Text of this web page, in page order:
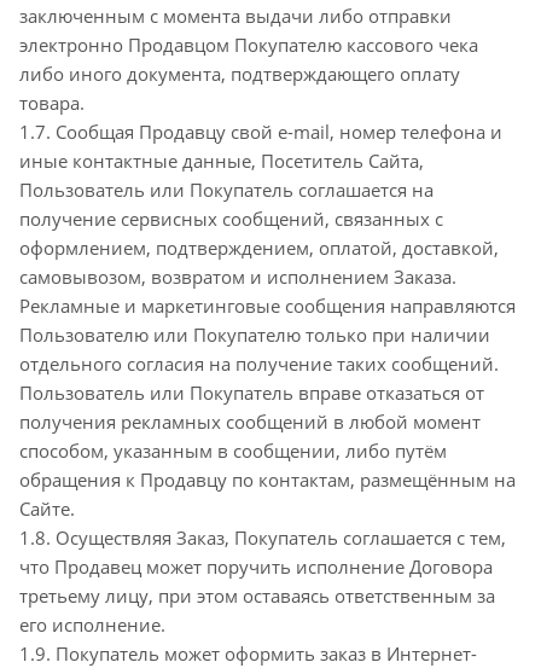
заключенным с момента выдачи либо отправки
электронно Продавцом Покупателю кассового чека
либо иного документа, подтверждающего оплату
товара.
1.7. Сообщая Продавцу свой e-mail, номер телефона и
иные контактные данные, Посетитель Сайта,
Пользователь или Покупатель соглашается на
получение сервисных сообщений, связанных с
оформлением, подтверждением, оплатой, доставкой,
самовывозом, возвратом и исполнением Заказа.
Рекламные и маркетинговые сообщения направляются
Пользователю или Покупателю только при наличии
отдельного согласия на получение таких сообщений.
Пользователь или Покупатель вправе отказаться от
получения рекламных сообщений в любой момент
способом, указанным в сообщении, либо путём
обращения к Продавцу по контактам, размещённым на
Сайте.
1.8. Осуществляя Заказ, Покупатель соглашается с тем,
что Продавец может поручить исполнение Договора
третьему лицу, при этом оставаясь ответственным за
его исполнение.
1.9. Покупатель может оформить заказ в Интернет-